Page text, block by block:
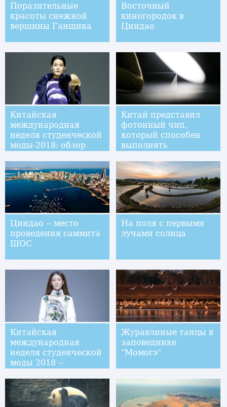
Поразительные
красоты снежной
вершины Ганшика
Восточный
киногородок в
Циндао
Китайская
международная
неделя студенческой
моды-2018: обзор
Китай представил
фотонный чип,
который способен
выполнять
вычисления
Циндао -- место
проведения саммита
ШОС
На поля с первыми
лучами солнца
Китайская
международная
неделя студенческой
моды 2018 --
факультета текстиля
и одежды
Циндаоского
Журавлиные танцы в
заповеднике
"Момогэ"